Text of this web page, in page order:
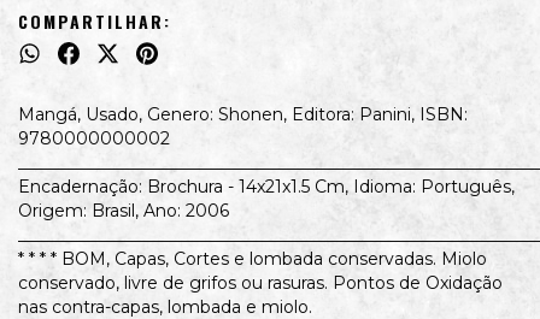
COMPARTILHAR:
Mangá, Usado, Genero: Shonen, Editora: Panini, ISBN:
9780000000002
Encadernação: Brochura - 14x21x1.5 Cm, Idioma: Português,
Origem: Brasil, Ano: 2006
* * * * BOM, Capas, Cortes e lombada conservadas. Miolo
conservado, livre de grifos ou rasuras. Pontos de Oxidação
nas contra-capas, lombada e miolo.